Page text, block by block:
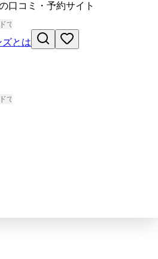
口コミ・予約サイト
ズとは